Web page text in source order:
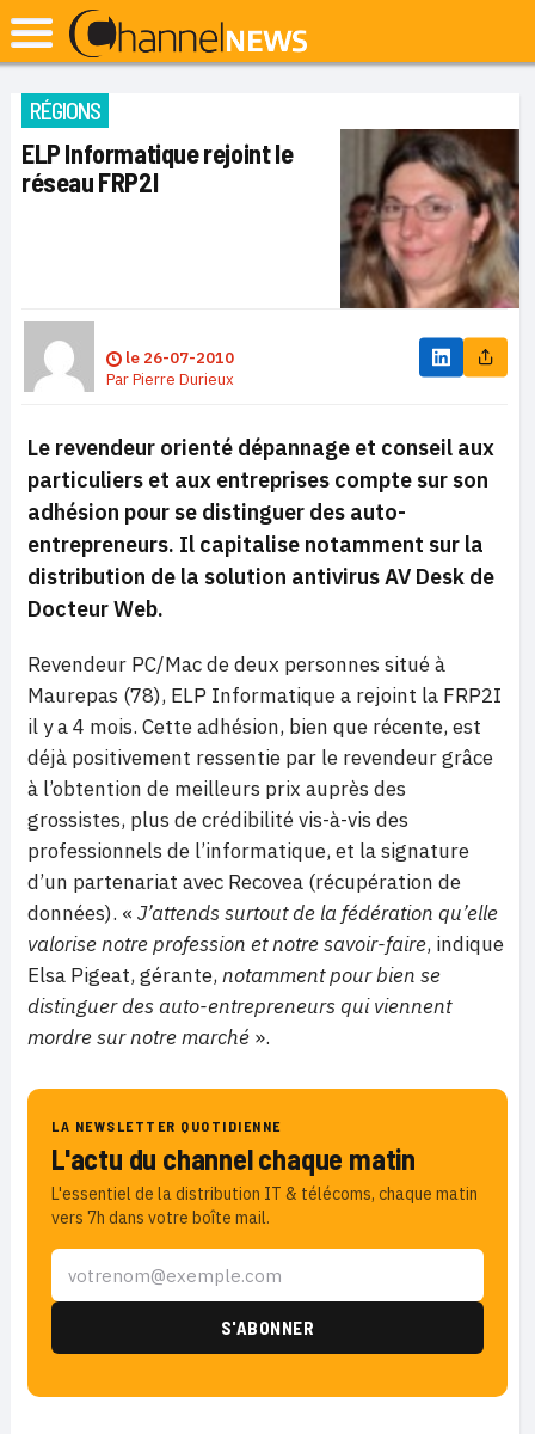
RÉGIONS
ELP Informatique rejoint le
réseau FRP2I
le 26-07-2010
ParPierre Durieux
Le revendeur orienté dépannage et conseil aux
particuliers et aux entreprises compte sur son
adhésion pour se distinguer des auto-
entrepreneurs. Il capitalise notamment sur la
distribution de la solution antivirus AV Desk de
Docteur Web.
Revendeur PC/Mac de deux personnes situé à
Maurepas (78), ELP Informatique a rejoint la FRP2I
il y a 4 mois. Cette adhésion, bien que récente, est
déjà positivement ressentie par le revendeur grâce
à l’obtention de meilleurs prix auprès des
grossistes, plus de crédibilité vis-à-vis des
professionnels de l’informatique, et la signature
d’un partenariat avec Recovea (récupération de
données). « J’attends surtout de la fédération qu’elle
valorise notre profession et notre savoir-faire, indique
Elsa Pigeat, gérante, notamment pour bien se
distinguer des auto-entrepreneurs qui viennent
mordre sur notre marché ».
LA NEWSLETTER QUOTIDIENNE
L'actu du channel chaque matin
L'essentiel de la distribution IT & télécoms, chaque matin
vers 7h dans votre boîte mail.